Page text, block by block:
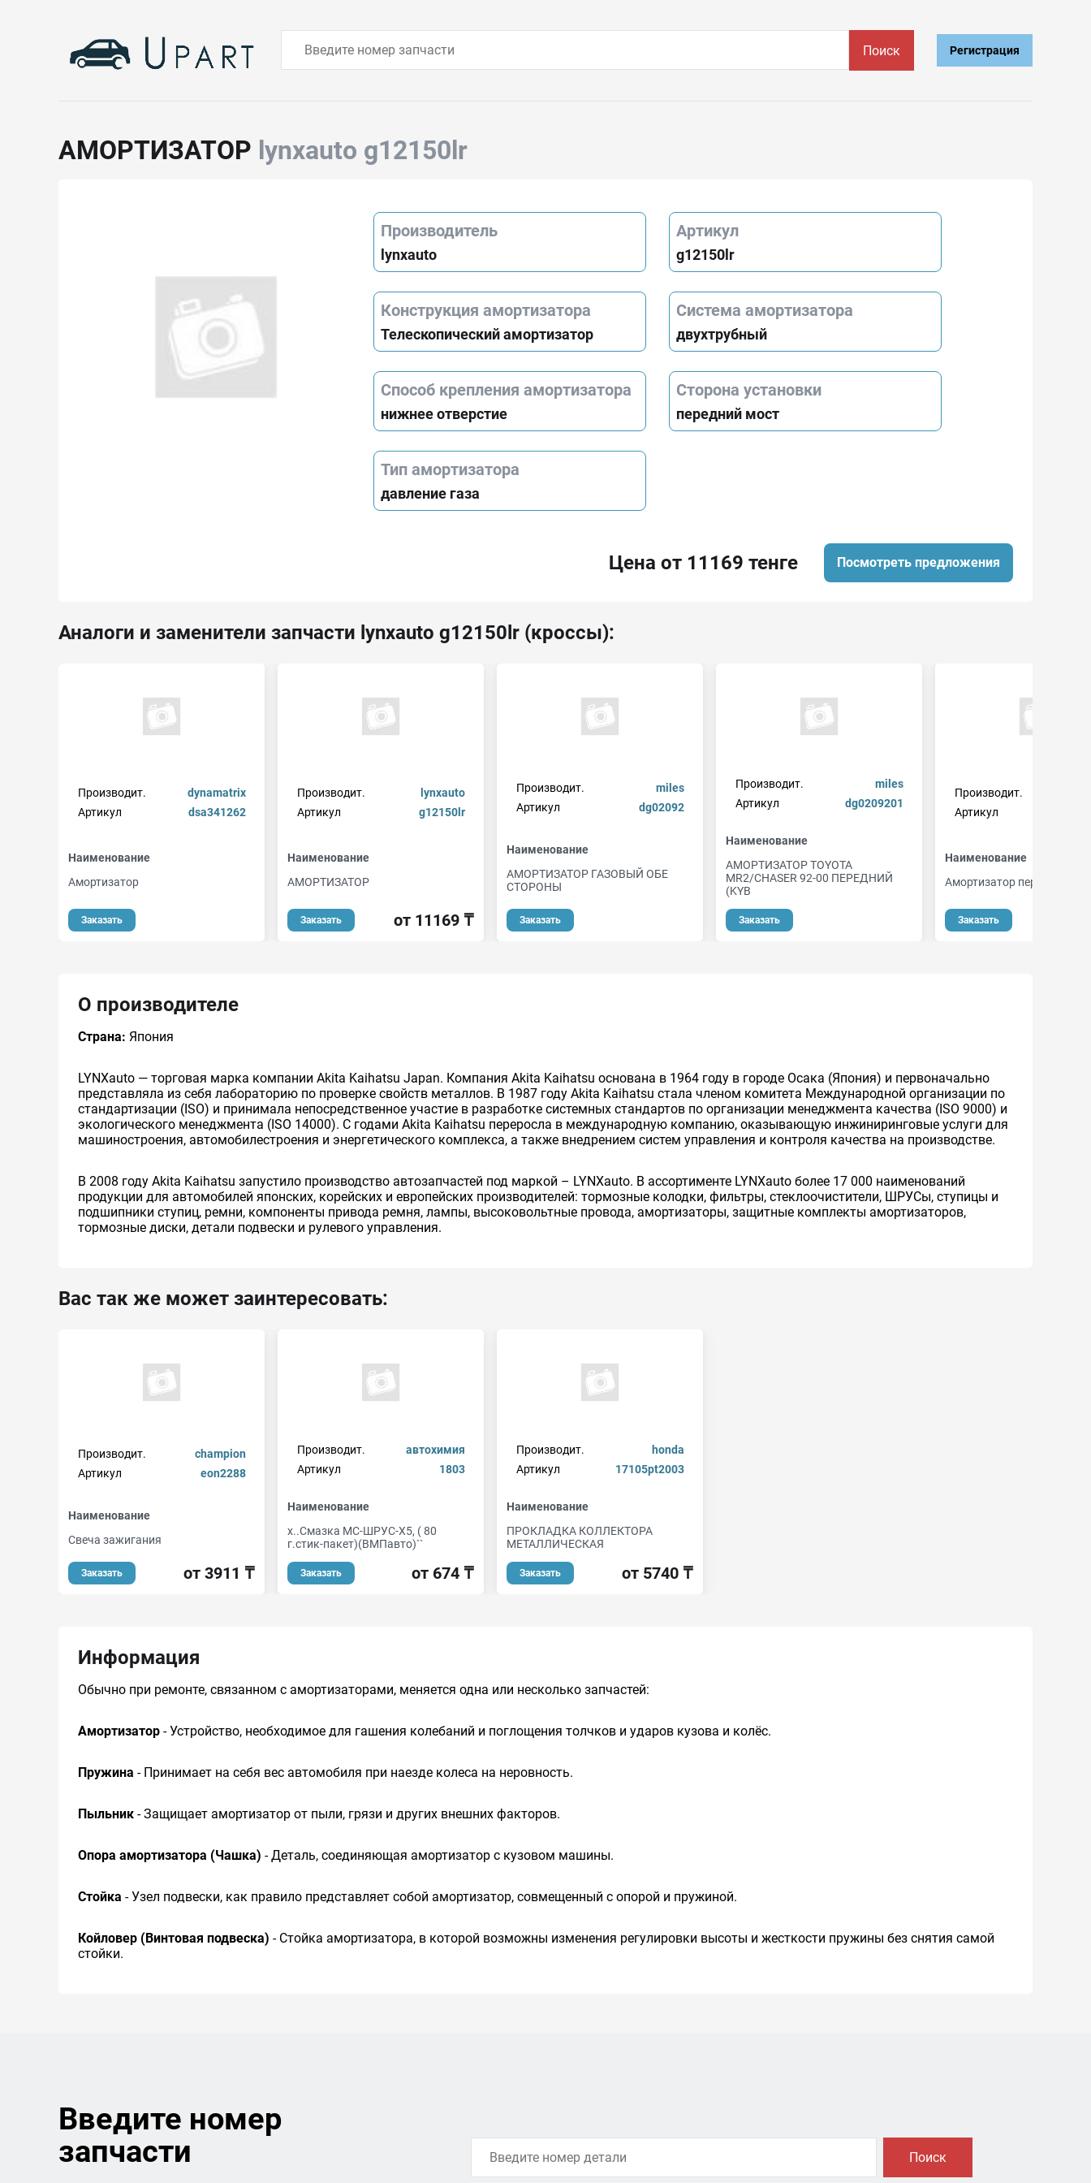
Поиск Регистрация
АМОРТИЗАТОР lynxauto g12150lr
Производитель
lynxauto
Артикул
g12150lr
Конструкция амортизатора
Телескопический амортизатор
Система амортизатора
двухтрубный
Способ крепления амортизатора
нижнее отверстие
Сторона установки
передний мост
Тип амортизатора
давление газа
Цена от 11169 тенге Посмотреть предложения
Аналоги и заменители запчасти lynxauto g12150lr (кроссы):
Производит.
dynamatrix
Артикул
dsa341262
Наименование
Амортизатор
Заказать
Производит.
lynxauto
Артикул
g12150lr
Наименование
АМОРТИЗАТОР
Заказать от 11169 ₸
Производит.
miles
Артикул
dg02092
Наименование
АМОРТИЗАТОР ГАЗОВЫЙ ОБЕ
СТОРОНЫ
Заказать
Производит.
miles
Артикул
dg0209201
Наименование
АМОРТИЗАТОР TOYOTA
MR2/CHASER 92-00 ПЕРЕДНИЙ
(KYB
Заказать
Производит.
Артикул
Наименование
Амортизатор передн.
Заказать
О производителе
Страна: Япония
LYNXauto — торговая марка компании Akita Kaihatsu Japan. Компания Akita Kaihatsu основана в 1964 году в городе Осака (Япония) и первоначально
представляла из себя лабораторию по проверке свойств металлов. В 1987 году Akita Kaihatsu стала членом комитета Международной организации по
стандартизации (ISO) и принимала непосредственное участие в разработке системных стандартов по организации менеджмента качества (ISO 9000) и
экологического менеджмента (ISO 14000). С годами Akita Kaihatsu переросла в международную компанию, оказывающую инжиниринговые услуги для
машиностроения, автомобилестроения и энергетического комплекса, а также внедрением систем управления и контроля качества на производстве.
В 2008 году Akita Kaihatsu запустило производство автозапчастей под маркой – LYNXauto. В ассортименте LYNXauto более 17 000 наименований
продукции для автомобилей японских, корейских и европейских производителей: тормозные колодки, фильтры, стеклоочистители, ШРУСы, ступицы и
подшипники ступиц, ремни, компоненты привода ремня, лампы, высоковольтные провода, амортизаторы, защитные комплекты амортизаторов,
тормозные диски, детали подвески и рулевого управления.
Вас так же может заинтересовать:
Производит.
champion
Артикул
eon2288
Наименование
Свеча зажигания
Заказать от 3911 ₸
Производит.
автохимия
Артикул
1803
Наименование
х..Смазка МС-ШРУС-Х5, ( 80
г.стик-пакет)(ВМПавто)``
Заказать от 674 ₸
Производит.
honda
Артикул
17105pt2003
Наименование
ПРОКЛАДКА КОЛЛЕКТОРА
МЕТАЛЛИЧЕСКАЯ
Заказать от 5740 ₸
Информация
Обычно при ремонте, связанном с амортизаторами, меняется одна или несколько запчастей:
Амортизатор - Устройство, необходимое для гашения колебаний и поглощения толчков и ударов кузова и колёс.
Пружина - Принимает на себя вес автомобиля при наезде колеса на неровность.
Пыльник - Защищает амортизатор от пыли, грязи и других внешних факторов.
Опора амортизатора (Чашка) - Деталь, соединяющая амортизатор с кузовом машины.
Стойка - Узел подвески, как правило представляет собой амортизатор, совмещенный с опорой и пружиной.
Койловер (Винтовая подвеска) - Стойка амортизатора, в которой возможны изменения регулировки высоты и жесткости пружины без снятия самой
стойки.
Введите номер
запчасти
Поиск